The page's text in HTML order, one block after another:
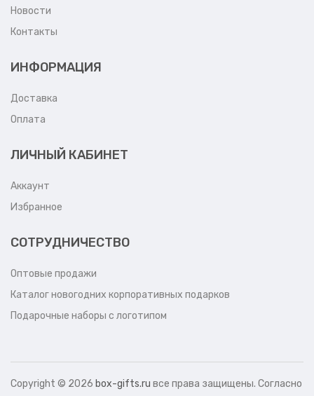
Новости
Контакты
ИНФОРМАЦИЯ
Доставка
Оплата
ЛИЧНЫЙ КАБИНЕТ
Аккаунт
Избранное
СОТРУДНИЧЕСТВО
Оптовые продажи
Каталог новогодних корпоративных подарков
Подарочные наборы с логотипом
Copyright © 2026 box-gifts.ru все права защищены. Согласно